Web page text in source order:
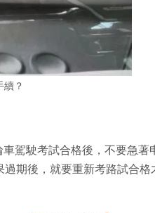
續？
駕駛考試合格後，不要急著
期後，就要重新考路試合格